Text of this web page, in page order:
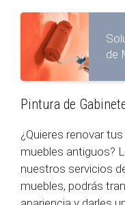
de
Pintura de
¿Quieres renovar
muebles antiguos?
nuestros servicios
muebles, podrás